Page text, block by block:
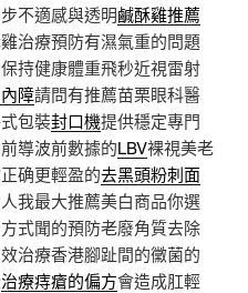
不適感與透明鹹酥雞推薦
治療預防有濕氣重的問題
持健康體重飛秒近視雷射
障請問有推薦苗栗眼科醫
包裝封口機提供穩定專門
導波前數據的LBV裸視美老
确更輕盈的去黑頭粉刺面
我最大推薦美白商品你選
式聞的預防老廢角質去除
治療香港腳趾間的黴菌的
治療痔瘡的偏方會造成肛輕